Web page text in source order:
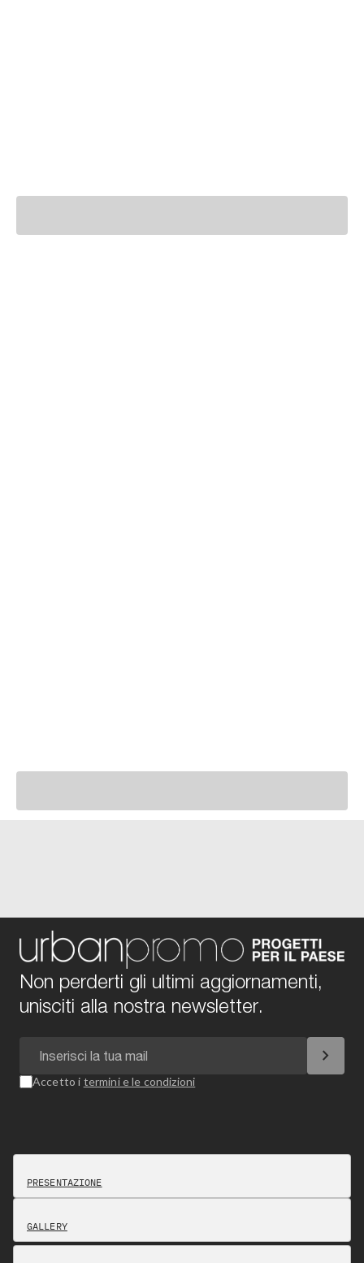
Non perderti gli ultimi aggiornamenti,
unisciti alla nostra newsletter.
chevron_right
Accetto i termini e le condizioni
PRESENTAZIONE
GALLERY